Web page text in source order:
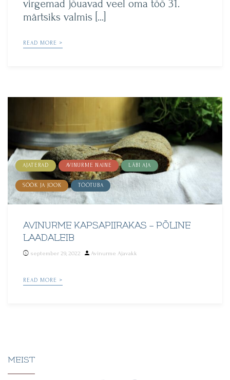
virgemad jõuavad veel oma töö 31.
märtsiks valmis […]
READ MORE >
AJATERAD AVINURME NAINE LÄBI AJA
SÖÖK JA JOOK TÖÖTUBA
AVINURME KAPSAPIIRAKAS – PÕLINE
LAADALEIB
september 29, 2022
Posted
Avinurme Ajavakk
READ MORE >
MEIST